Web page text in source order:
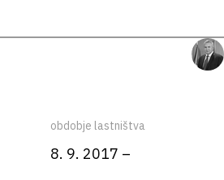
obdobje lastništva
8. 9. 2017 –